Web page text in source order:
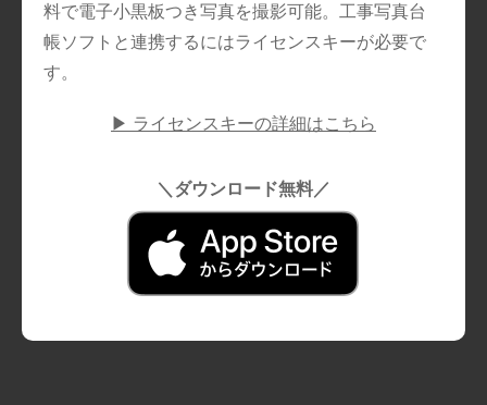
料で電子小黒板つき写真を撮影可能。工事写真台
帳ソフトと連携するにはライセンスキーが必要で
す。
▶ ライセンスキーの詳細はこちら
＼ダウンロード無料／